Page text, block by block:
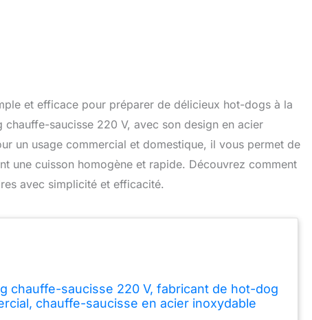
et efficace pour préparer de délicieux hot-dogs à la
saucisse 220 V, avec son design en acier
un usage commercial et domestique, il vous permet de
une cuisson homogène et rapide. Découvrez comment
avec simplicité et efficacité.
chauffe-saucisse 220 V, fabricant de hot-dog
chauffe-saucisse en acier inoxydable